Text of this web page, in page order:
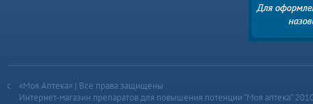
«Моя Аптека» | Все права защищены
Интернет-магазин препаратов для повышения потенции “Моя аптека”